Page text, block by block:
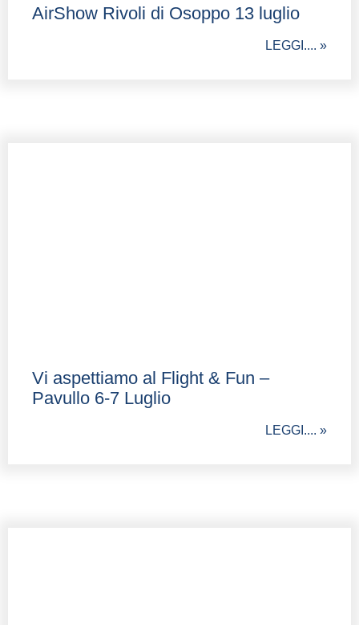
AirShow Rivoli di Osoppo 13 luglio
LEGGI.... »
Vi aspettiamo al Flight & Fun –
Pavullo 6-7 Luglio
LEGGI.... »